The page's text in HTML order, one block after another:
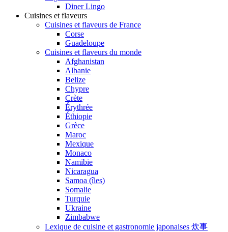
Diner Lingo
Cuisines et flaveurs
Cuisines et flaveurs de France
Corse
Guadeloupe
Cuisines et flaveurs du monde
Afghanistan
Albanie
Belize
Chypre
Crète
Érythrée
Éthiopie
Grèce
Maroc
Mexique
Monaco
Namibie
Nicaragua
Samoa (îles)
Somalie
Turquie
Ukraine
Zimbabwe
Lexique de cuisine et gastronomie japonaises 炊事